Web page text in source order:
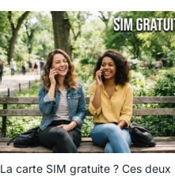
La carte SIM gratuite ? Ces deux